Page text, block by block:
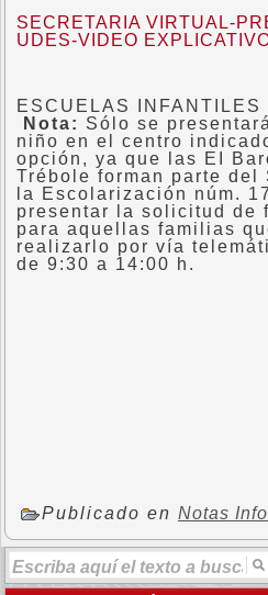
SECRETARIA VIRTUAL-
UDES-VIDEO
ESCUELAS
Nota: Sólo se
niño en el centro
opción, ya que las EI
Trébole forman parte del
la Escolarización núm.
presentar la solicitud de
para aquellas familias
realizarlo por vía
de 9:30 a 14:00 h.
Publicado en Notas